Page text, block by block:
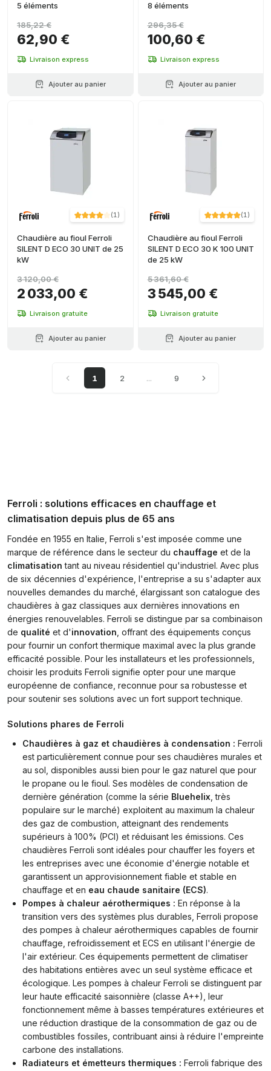
5 éléments
62,90 €
185,22 €
Livraison express
Ajouter au panier
8 éléments
100,60 €
296,35 €
Livraison express
Ajouter au panier
(1)
Chaudière au fioul Ferroli
SILENT D ECO 30 UNIT de 25
kW
2 033,00 €
3 120,00 €
Livraison gratuite
Ajouter au panier
(1)
Chaudière au fioul Ferroli
SILENT D ECO 30 K 100 UNIT
de 25 kW
3 545,00 €
5 361,60 €
Livraison gratuite
Ajouter au panier
1 2 ... 9
Ferroli : solutions efficaces en chauffage et
climatisation depuis plus de 65 ans
Fondée en 1955 en Italie, Ferroli s'est imposée comme une
marque de référence dans le secteur du chauffage et de la
climatisation tant au niveau résidentiel qu'industriel. Avec plus
de six décennies d'expérience, l'entreprise a su s'adapter aux
nouvelles demandes du marché, élargissant son catalogue des
chaudières à gaz classiques aux dernières innovations en
énergies renouvelables. Ferroli se distingue par sa combinaison
de qualité et d'innovation , offrant des équipements conçus
pour fournir un confort thermique maximal avec la plus grande
efficacité possible. Pour les installateurs et les professionnels,
choisir les produits Ferroli signifie opter pour une marque
européenne de confiance, reconnue pour sa robustesse et
pour soutenir ses solutions avec un fort support technique.
Solutions phares de Ferroli
Chaudières à gaz et chaudières à condensation : Ferroli
est particulièrement connue pour ses chaudières murales et
au sol, disponibles aussi bien pour le gaz naturel que pour
le propane ou le fioul. Ses modèles de condensation de
dernière génération (comme la série Bluehelix , très
populaire sur le marché) exploitent au maximum la chaleur
des gaz de combustion, atteignant des rendements
supérieurs à 100% (PCI) et réduisant les émissions. Ces
chaudières Ferroli sont idéales pour chauffer les foyers et
les entreprises avec une économie d'énergie notable et
garantissent un approvisionnement fiable et stable en
chauffage et en eau chaude sanitaire (ECS).
Pompes à chaleur aérothermiques : En réponse à la
transition vers des systèmes plus durables, Ferroli propose
des pompes à chaleur aérothermiques capables de fournir
chauffage, refroidissement et ECS en utilisant l'énergie de
l'air extérieur. Ces équipements permettent de climatiser
des habitations entières avec un seul système efficace et
écologique. Les pompes à chaleur Ferroli se distinguent par
leur haute efficacité saisonnière (classe A++), leur
fonctionnement même à basses températures extérieures et
une réduction drastique de la consommation de gaz ou de
combustibles fossiles, contribuant ainsi à réduire l'empreinte
carbone des installations.
Radiateurs et émetteurs thermiques : Ferroli fabrique des